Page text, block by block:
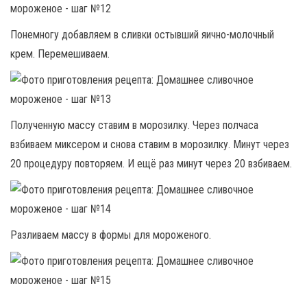
Понемногу добавляем в сливки остывший яично-молочный
крем. Перемешиваем.
Полученную массу ставим в морозилку. Через полчаса
взбиваем миксером и снова ставим в морозилку. Минут через
20 процедуру повторяем. И ещё раз минут через 20 взбиваем.
Разливаем массу в формы для мороженого.